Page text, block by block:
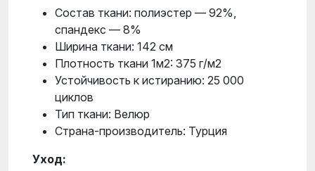
Состав ткани: полиэстер — 92%,
спандекс — 8%
Ширина ткани: 142 см
Плотность ткани 1м2: 375 г/м2
Устойчивость к истиранию: 25 000
циклов
Тип ткани: Велюр
Страна-производитель: Турция
Уход: